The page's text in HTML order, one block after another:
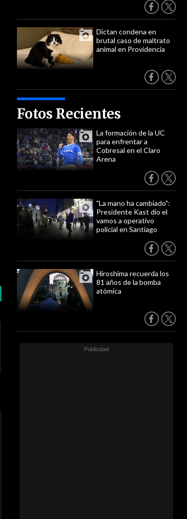
Dictan condena en
brutal caso de maltrato
animal en Providencia
Fotos Recientes
La formación de la UC
para enfrentar a
Cobresal en el Claro
Arena
"La mano ha cambiado":
Presidente Kast dio el
vamos a operativo
policial en Santiago
Hiroshima recuerda los
81 años de la bomba
atómica